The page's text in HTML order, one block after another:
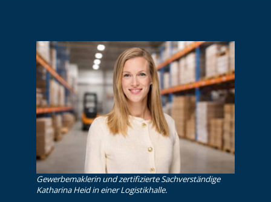
Gewerbemaklerin und zertifizierte Sachverständige
Katharina Heid in einer Logistikhalle.